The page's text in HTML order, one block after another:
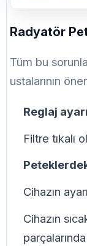
Radyatör
Tüm bu
ustalarının
Reglaj ayarı
Filtre tıkalı
Cihazın
Cihazın